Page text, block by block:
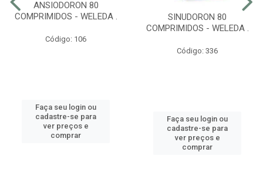
ANSIODORON 80
COMPRIMIDOS - WELEDA .
Código: 106
Faça seu login ou
cadastre-se para
ver preços e
comprar
SINUDORON 80
COMPRIMIDOS - WELEDA .
Código: 336
Faça seu login ou
cadastre-se para
ver preços e
comprar